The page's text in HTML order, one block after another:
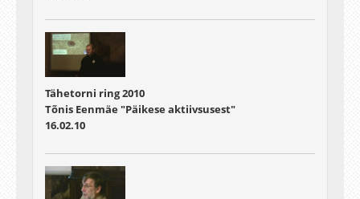
Tähetorni ring 2010
Tõnis Eenmäe "Päikese aktiivsusest"
16.02.10